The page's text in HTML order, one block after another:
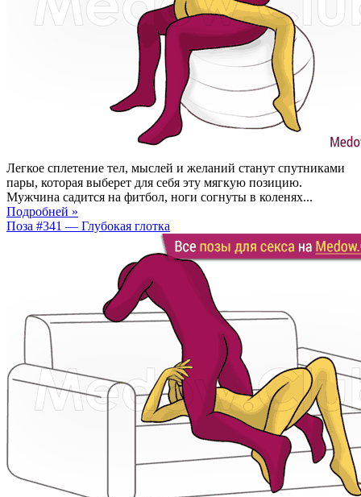
Легкое сплетение тел, мыслей и желаний станут спутниками
пары, которая выберет для себя эту мягкую позицию.
Мужчина садится на фитбол, ноги согнуты в коленях...
Подробней »
Поза #341 — Глубокая глотка